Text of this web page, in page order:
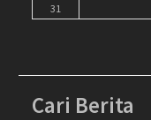
31
Cari Berita